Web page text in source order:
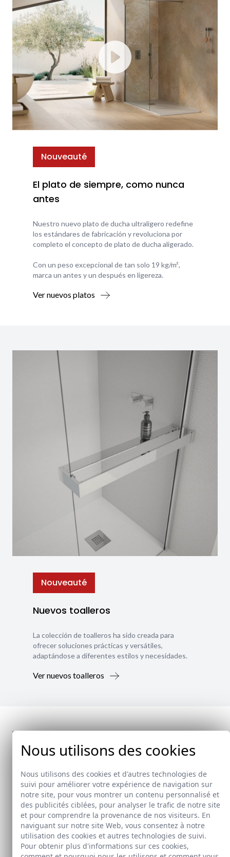
Nouveauté
El plato de siempre, como nunca
antes
Nuestro nuevo plato de ducha ultraligero redefine
los estándares de fabricación y revoluciona por
completo el concepto de plato de ducha aligerado.
Con un peso excepcional de tan solo 19 kg/m²,
marca un antes y un después en ligereza.
Ver nuevos platos
Nouveauté
Nuevos toalleros
La colección de toalleros ha sido creada para
ofrecer soluciones prácticas y versátiles,
adaptándose a diferentes estilos y necesidades.
Ver nuevos toalleros
Nous utilisons des cookies
Nous utilisons des cookies et d'autres technologies de
suivi pour améliorer votre expérience de navigation sur
notre site, pour vous montrer un contenu personnalisé et
des publicités ciblées, pour analyser le trafic de notre site
et pour comprendre la provenance de nos visiteurs. En
naviguant sur notre site Web, vous consentez à notre
utilisation des cookies et autres technologies de suivi.
Pour obtenir plus d'informations sur ces cookies,